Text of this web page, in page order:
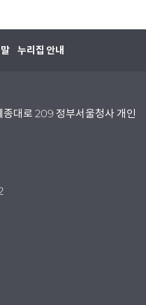
누리집 안내
대로 209 정부서울청사 개인